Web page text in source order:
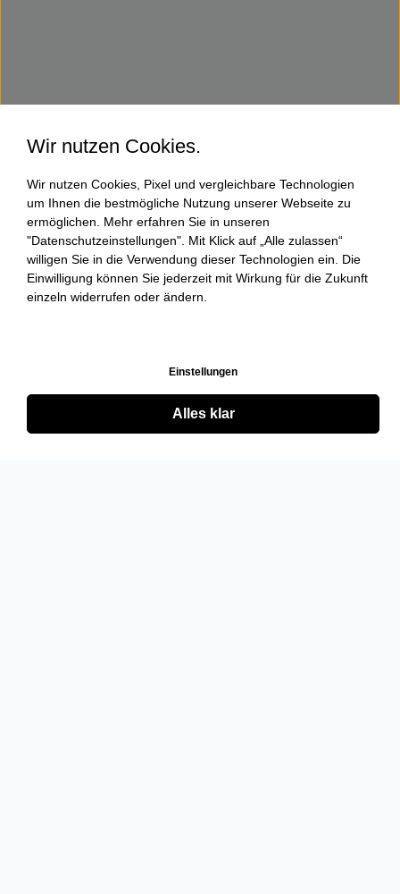
Wir nutzen Cookies.
Wir nutzen Cookies, Pixel und vergleichbare Technologien
um Ihnen die bestmögliche Nutzung unserer Webseite zu
ermöglichen. Mehr erfahren Sie in unseren
"Datenschutzeinstellungen". Mit Klick auf „Alle zulassen“
willigen Sie in die Verwendung dieser Technologien ein. Die
Einwilligung können Sie jederzeit mit Wirkung für die Zukunft
einzeln widerrufen oder ändern.
Einstellungen
Alles klar